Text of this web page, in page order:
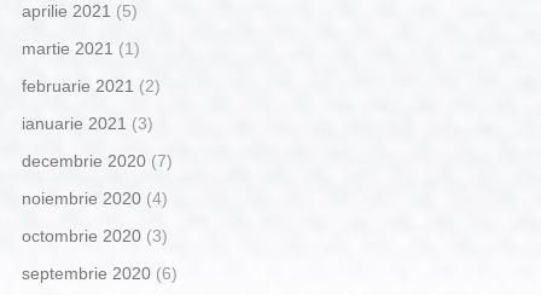
aprilie 2021 (5)
martie 2021 (1)
februarie 2021 (2)
ianuarie 2021 (3)
decembrie 2020(7)
noiembrie 2020(4)
octombrie 2020(3)
septembrie 2020(6)